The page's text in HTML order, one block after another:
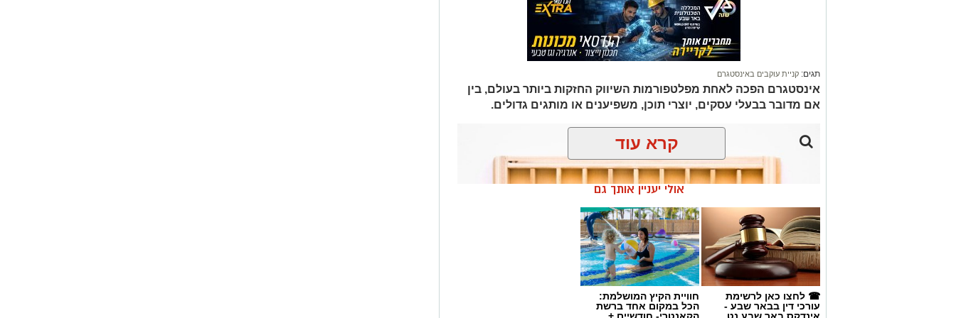
תגים: קניית עוקבים באינסטגרם
אינסטגרם הפכה לאחת מפלטפורמות השיווק החזקות ביותר בעולם, בין
אם מדובר בבעלי עסקים, יוצרי תוכן, משפיענים או מותגים גדולים.
קרא עוד
אולי יעניין אותך גם
☎ לחצו כאן לרשימת
עורכי דין בבאר שבע -
אינדקס באר שבע נט
חוויית הקיץ המושלמת:
הכל במקום אחד ברשת
הקאנטרי- חודשיים +